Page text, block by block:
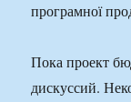
програмної
Пока проект
дискуссий.